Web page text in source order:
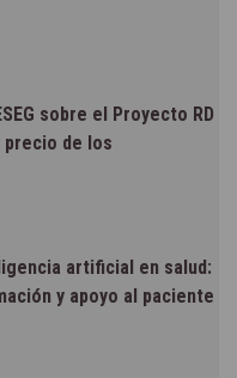
sobre el Proyecto RD
precio de los
artificial en salud:
y apoyo al paciente